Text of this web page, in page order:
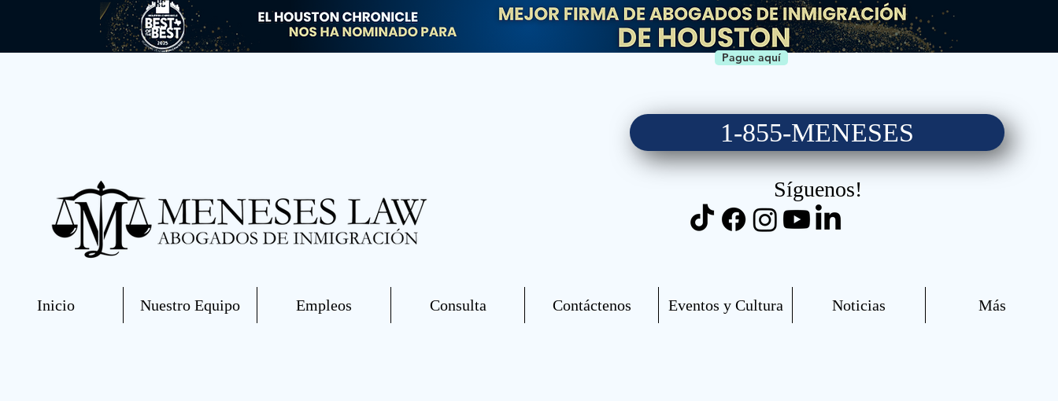
Pague aquí
1-855-MENESES
Síguenos!
Inicio Nuestro Equipo Empleos Consulta Contáctenos Eventos y Cultura Noticias Más